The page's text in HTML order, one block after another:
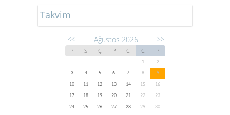
Takvim
<< Ağustos 2026 >>
P S Ç P C C P
1
2
3
4 5 6 7 8
9
10
11 12 13 14 15
16
17
18 19 20 21 22
23
24
25 26 27 28 29
30